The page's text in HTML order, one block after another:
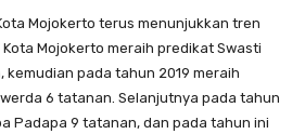
Mojokerto terus menunjukkan tren
Mojokerto meraih predikat Swasti
kemudian pada tahun 2019 meraih
6 tatanan. Selanjutnya pada tahun
Padapa 9 tatanan, dan pada tahun ini